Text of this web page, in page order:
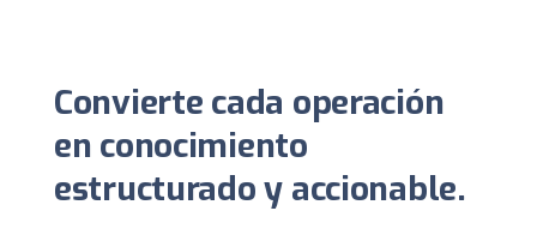
Convierte cada operación
en conocimiento
estructurado y accionable.